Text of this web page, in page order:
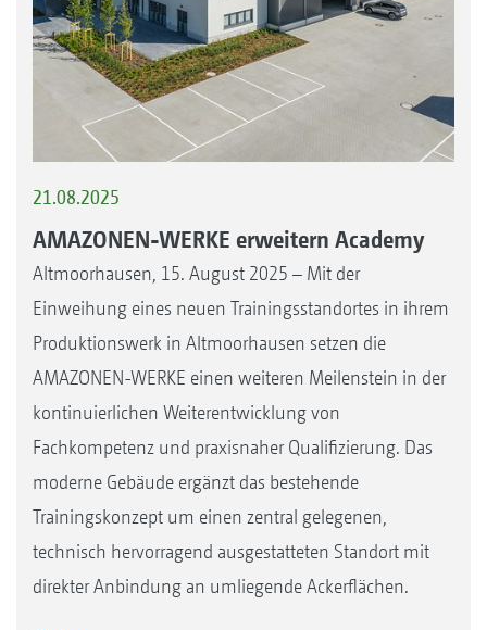
21.08.2025
AMAZONEN-WERKE erweitern Academy
Altmoorhausen, 15. August 2025 – Mit der
Einweihung eines neuen Trainingsstandortes in ihrem
Produktionswerk in Altmoorhausen setzen die
AMAZONEN-WERKE einen weiteren Meilenstein in der
kontinuierlichen Weiterentwicklung von
Fachkompetenz und praxisnaher Qualifizierung. Das
moderne Gebäude ergänzt das bestehende
Trainingskonzept um einen zentral gelegenen,
technisch hervorragend ausgestatteten Standort mit
direkter Anbindung an umliegende Ackerflächen.